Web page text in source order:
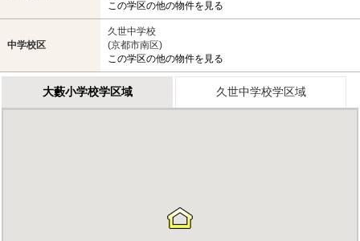
この学区の他の物件を見る
中学校区
久世中学校
(京都市南区)
この学区の他の物件を見る
大藪小学校学区域 久世中学校学区域